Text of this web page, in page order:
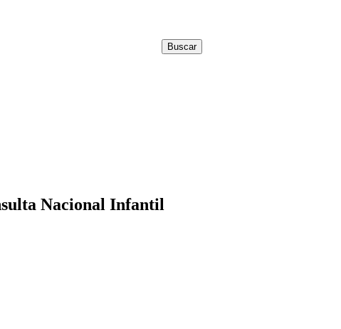
Nacional Infantil